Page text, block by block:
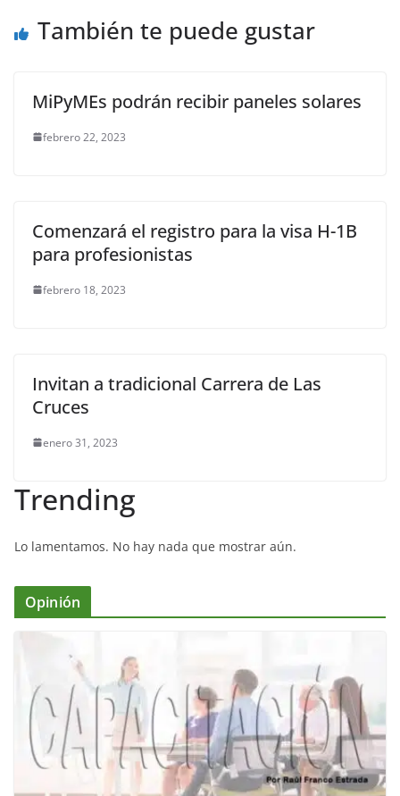
k
También te puede gustar
MiPyMEs podrán recibir paneles solares
febrero 22, 2023
Comenzará el registro para la visa H-1B
para profesionistas
febrero 18, 2023
Invitan a tradicional Carrera de Las
Cruces
enero 31, 2023
Trending
Lo lamentamos. No hay nada que mostrar aún.
Opinión